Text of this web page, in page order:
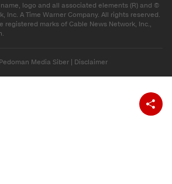
logo and all associated elements (R) and ©
Inc. A Time Warner Company. All rights reserved.
registered marks of Cable News Network, Inc.,
Pedoman Media Siber | Disclaimer